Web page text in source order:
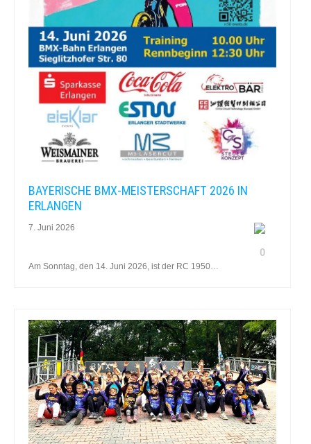
BAYERISCHE BMX-MEISTERSCHAFT 2026 IN
ERLANGEN
7. Juni 2026
0
Am Sonntag, den 14. Juni 2026, ist der RC 1950…